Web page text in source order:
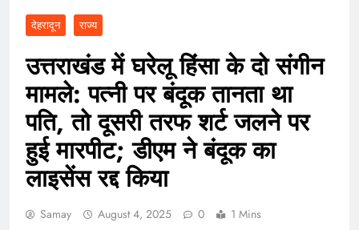
देहरादून राज्य
उत्तराखंड में घरेलू हिंसा के दो संगीन
मामले: पत्नी पर बंदूक तानता था
पति, तो दूसरी तरफ शर्ट जलने पर
हुई मारपीट; डीएम ने बंदूक का
लाइसेंस रद्द किया
Samay August 4, 2025 0 1 Mins